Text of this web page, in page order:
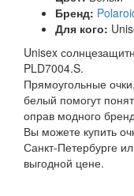
Бренд:
Для кого:
Unisex
PLD7004.S.
Прямоугольные
белый помогут
оправ модного
Вы можете купить
Санкт-Петербурге
выгодной цене.